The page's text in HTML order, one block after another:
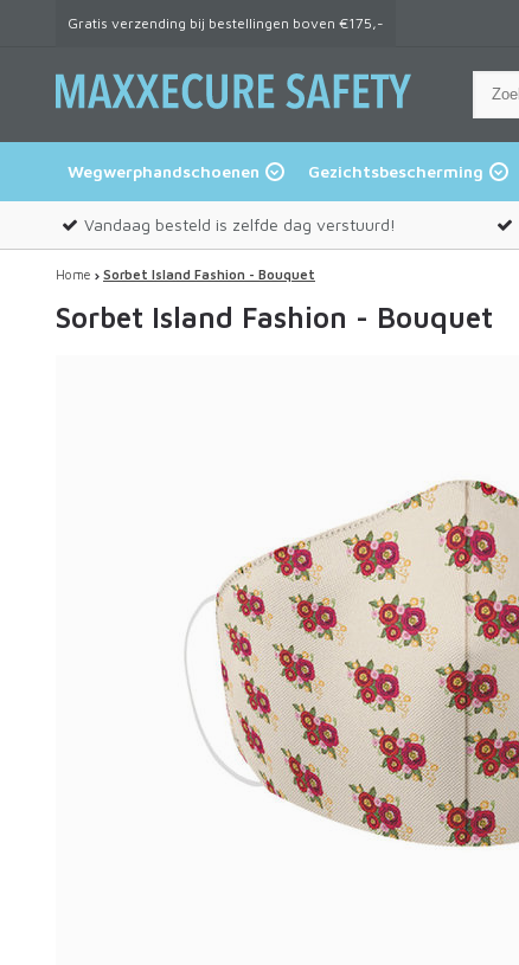
Gratis verzending bij bestellingen boven €175,-
Wegwerphandschoenen Gezichtsbescherming
Vandaag besteld is zelfde dag verstuurd!
Home Sorbet Island Fashion - Bouquet
Sorbet Island Fashion - Bouquet